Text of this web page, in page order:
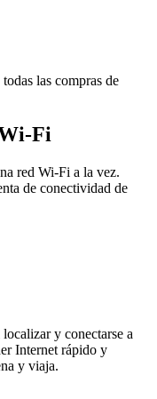
las compras de
Fi
red Wi-Fi a la vez.
de conectividad de
y conectarse a
Internet rápido y
y viaja.